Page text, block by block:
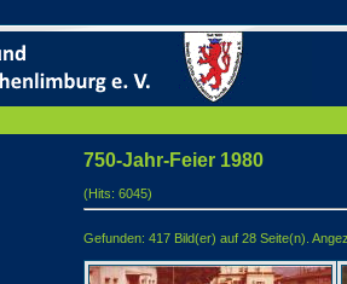
750-Jahr-Feier 1980
(Hits: 6045)
Gefunden: 417 Bild(er) auf 28 Seite(n).